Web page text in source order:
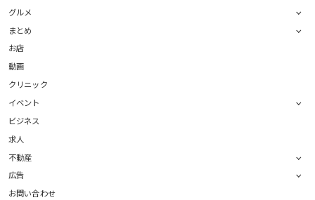
グルメ
まとめ
お店
動画
クリニック
イベント
ビジネス
求人
不動産
広告
お問い合わせ